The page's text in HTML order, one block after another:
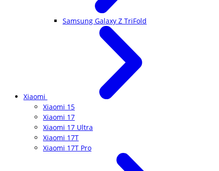
Samsung Galaxy Z TriFold
Xiaomi
Xiaomi 15
Xiaomi 17
Xiaomi 17 Ultra
Xiaomi 17T
Xiaomi 17T Pro